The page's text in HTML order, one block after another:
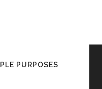
PURPOSES